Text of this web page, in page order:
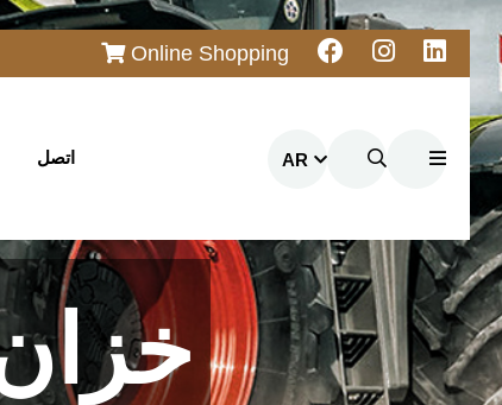
Online Shopping
اتصل AR
خزان